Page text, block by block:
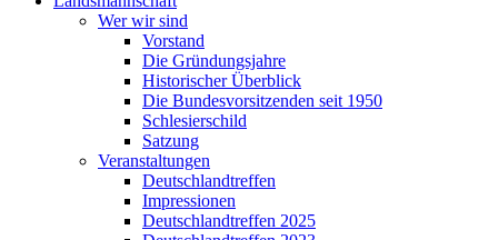
Wer wir sind
Vorstand
Die Gründungsjahre
Historischer Überblick
Die Bundesvorsitzenden seit 1950
Schlesierschild
Satzung
Veranstaltungen
Deutschlandtreffen
Impressionen
Deutschlandtreffen 2025